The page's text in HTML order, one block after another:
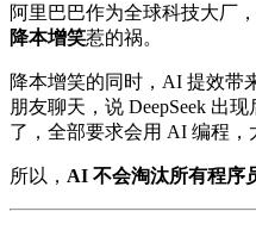
阿里巴巴作为全球科技大厂
降本增笑惹的祸。
降本增笑的同时，AI 提效带
朋友聊天，说 DeepSeek 出
了，全部要求会用 AI 编程，
所以， AI 不会淘汰所有程序